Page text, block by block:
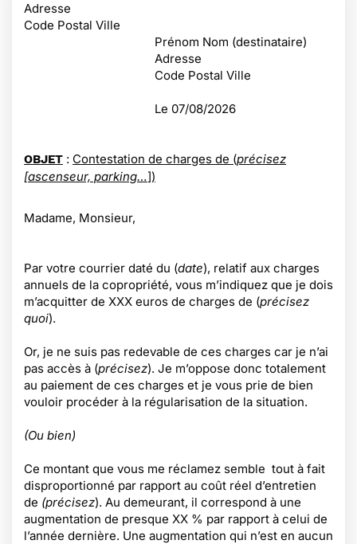
Adresse
Code Postal Ville
Prénom Nom (destinataire)
Adresse
Code Postal Ville
Le 07/08/2026
OBJET : Contestation de charges de (précisez
[ascenseur, parking…])
Madame, Monsieur,
Par votre courrier daté du (date), relatif aux charges
annuels de la copropriété, vous m’indiquez que je dois
m’acquitter de XXX euros de charges de (précisez
quoi).
Or, je ne suis pas redevable de ces charges car je n’ai
pas accès à (précisez). Je m’oppose donc totalement
au paiement de ces charges et je vous prie de bien
vouloir procéder à la régularisation de la situation.
(Ou bien)
Ce montant que vous me réclamez semble tout à fait
disproportionné par rapport au coût réel d’entretien
de (précisez). Au demeurant, il correspond à une
augmentation de presque XX % par rapport à celui de
l’année dernière. Une augmentation qui n’est en aucun